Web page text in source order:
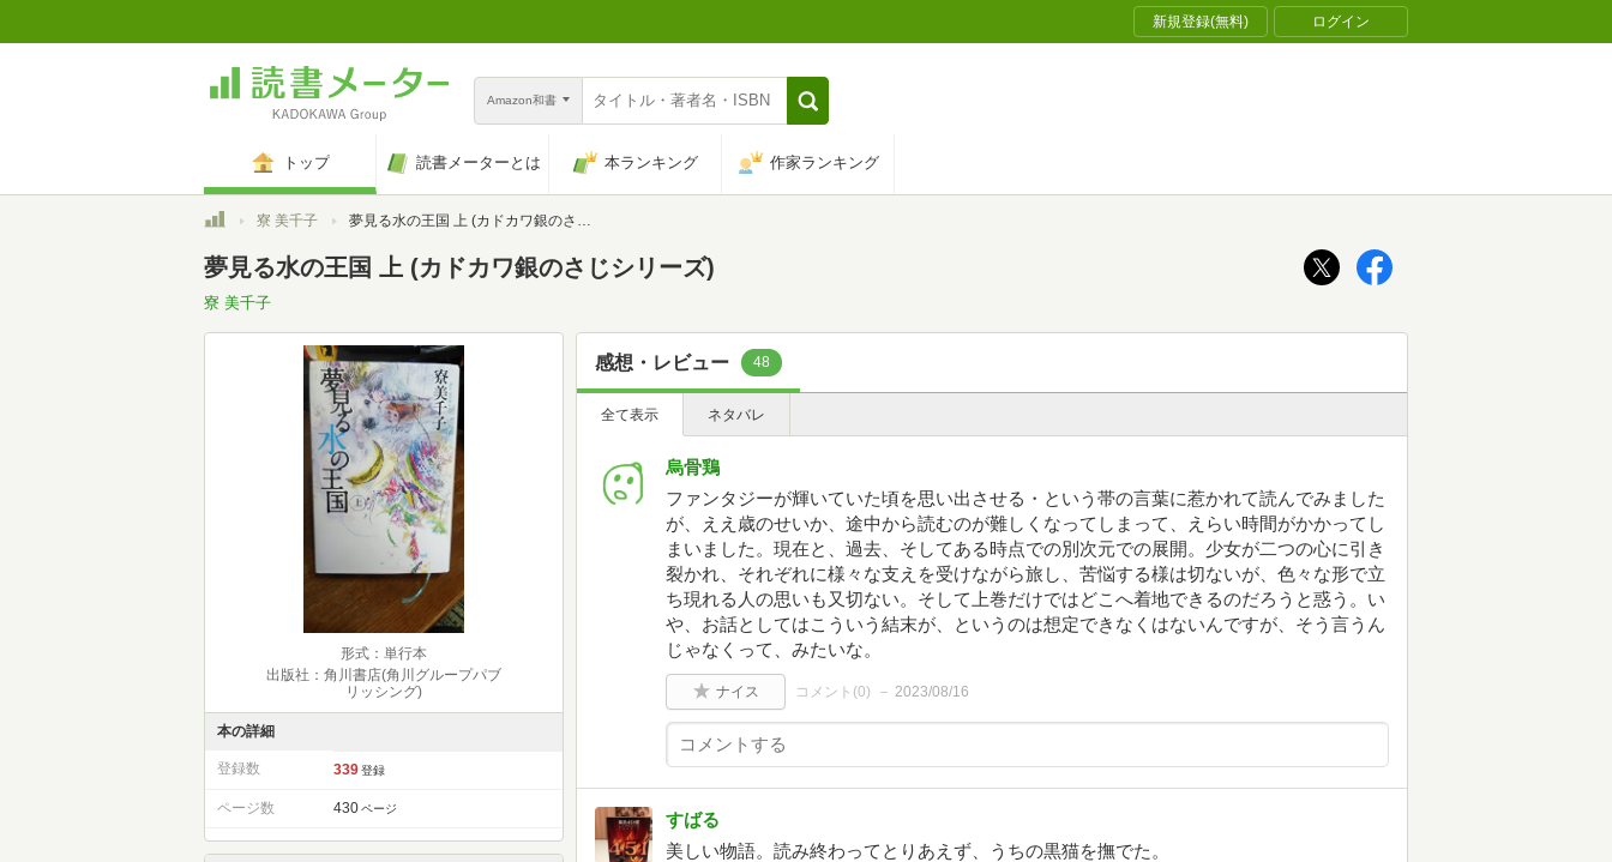
新規登録(無料) ログイン
Amazon和書
トップ 読書メーターとは 本ランキング 作家ランキング
トップ寮 美千子 夢見る水の王国 上 (カドカワ銀のさじシリーズ)
夢見る水の王国 上 (カドカワ銀のさじシリーズ)
寮 美千子
形式：単行本
出版社：角川書店(角川グループパブ
リッシング)
本の詳細
登録数 339 登録
ページ数 430 ページ
感想・レビュー 48
全て表示 ネタバレ
烏骨鶏
ファンタジーが輝いていた頃を思い出させる・という帯の言葉に惹かれて読んでみました
が、ええ歳のせいか、途中から読むのが難しくなってしまって、えらい時間がかかってし
まいました。現在と、過去、そしてある時点での別次元での展開。少女が二つの心に引き
裂かれ、それぞれに様々な支えを受けながら旅し、苦悩する様は切ないが、色々な形で立
ち現れる人の思いも又切ない。そして上巻だけではどこへ着地できるのだろうと惑う。い
や、お話としてはこういう結末が、というのは想定できなくはないんですが、そう言うん
じゃなくって、みたいな。
ナイス コメント(0) 2023/08/16
すばる
美しい物語。読み終わってとりあえず、うちの黒猫を撫でた。